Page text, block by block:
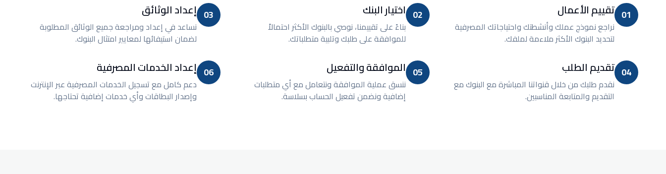
01 تقييم الأعمال
نراجع نموذج عملك وأنشطتك واحتياجاتك المصرفية
لتحديد البنوك الأكثر ملاءمة لملفك.
02 اختيار البنك
بناءً على تقييمنا، نوصي بالبنوك الأكثر احتمالاً
للموافقة على طلبك وتلبية متطلباتك.
03 إعداد الوثائق
نساعد في إعداد ومراجعة جميع الوثائق المطلوبة
لضمان استيفائها لمعايير امتثال البنوك.
04 تقديم الطلب
نقدم طلبك من خلال قنواتنا المباشرة مع البنوك مع
التقديم والمتابعة المناسبين.
05 الموافقة والتفعيل
ننسق عملية الموافقة ونتعامل مع أي متطلبات
إضافية ونضمن تفعيل الحساب بسلاسة.
06 إعداد الخدمات المصرفية
دعم كامل مع تسجيل الخدمات المصرفية عبر الإنترنت
وإصدار البطاقات وأي خدمات إضافية تحتاجها.